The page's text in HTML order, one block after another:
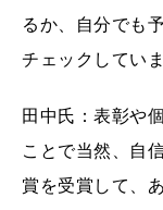
るか、自分でも
チェックしてい
田中氏：表彰や
ことで当然、自
賞を受賞して、